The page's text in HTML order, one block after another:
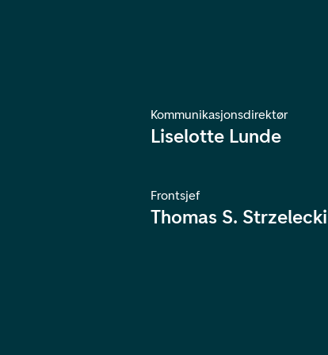
Kommunikasjonsdirektør
Liselotte Lunde
Frontsjef
Thomas S. Strzelecki